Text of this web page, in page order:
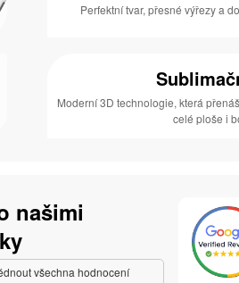
Perfektní tvar, přesné výřezy a
Moderní 3D technologie, která
celé ploše i
našimi
všechna hodnocení